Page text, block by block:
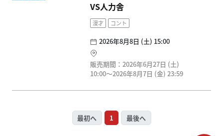
VS人力舎
漫才 コント
2026年8月8日 (土) 15:00
販売期間：2026年6月27日 (土)
10:00〜2026年8月7日 (金) 23:59
最初へ 1 最後へ